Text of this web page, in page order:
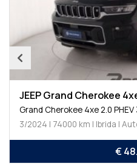
JEEP Grand Cherokee
Grand Cherokee 4xe 2.0
3/2024 | 74000 km | Ibrida |
€